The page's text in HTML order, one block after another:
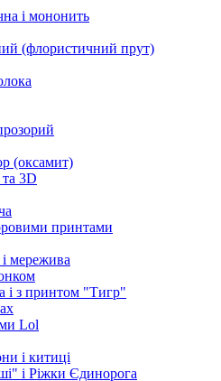
і мононить
(флористичний прут)
(оксамит)
3D
принтами
і мережива
і з принтом "Тигр"
Lol
і китиці
і Ріжки Єдинорога